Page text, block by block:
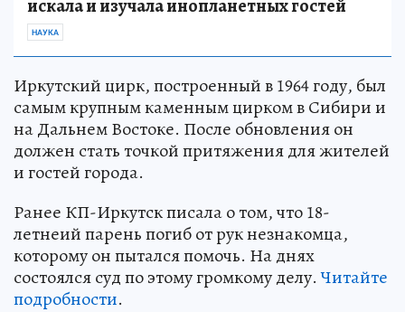
искала и изучала инопланетных гостей
НАУКА
Иркутский цирк, построенный в 1964 году, был
самым крупным каменным цирком в Сибири и
на Дальнем Востоке. После обновления он
должен стать точкой притяжения для жителей
и гостей города.
Ранее КП-Иркутск писала о том, что 18-
летнеий парень погиб от рук незнакомца,
которому он пытался помочь. На днях
состоялся суд по этому громкому делу.Читайте
подробности.